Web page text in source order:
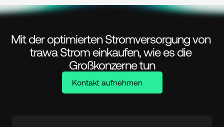
Mit der optimierten Stromversorgung von
trawa Strom einkaufen, wie es die
Großkonzerne tun
Kontakt aufnehmen